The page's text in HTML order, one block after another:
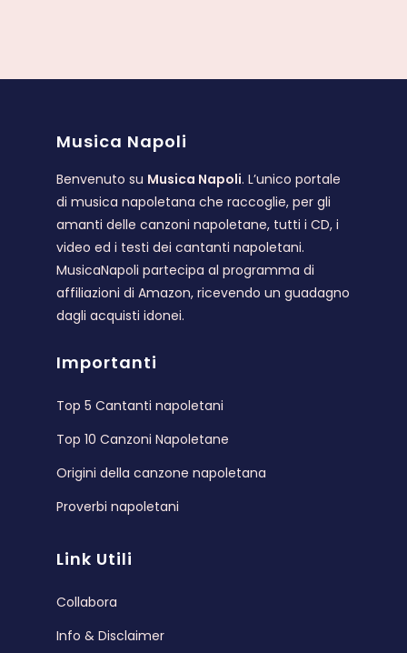
Musica Napoli
Benvenuto su Musica Napoli. L’unico portale
di musica napoletana che raccoglie, per gli
amanti delle canzoni napoletane, tutti i CD, i
video ed i testi dei cantanti napoletani.
MusicaNapoli partecipa al programma di
affiliazioni di Amazon, ricevendo un guadagno
dagli acquisti idonei.
Importanti
Top 5 Cantanti napoletani
Top 10 Canzoni Napoletane
Origini della canzone napoletana
Proverbi napoletani
Link Utili
Collabora
Info & Disclaimer